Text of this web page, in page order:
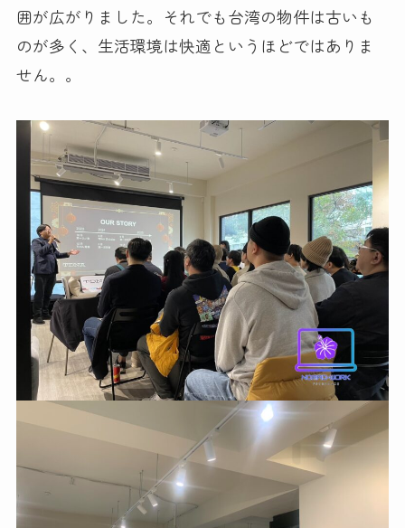
囲が広がりました。それでも台湾の物件は古いも
のが多く、生活環境は快適というほどではありま
せん。。